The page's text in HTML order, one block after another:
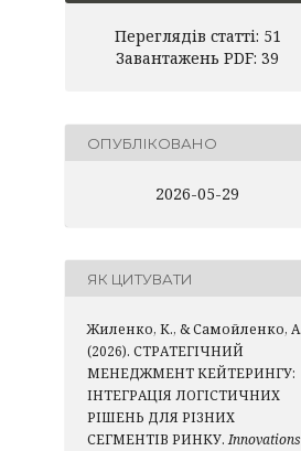
Переглядів статті: 51
Завантажень PDF: 39
ОПУБЛІКОВАНО
2026-05-29
ЯК ЦИТУВАТИ
Жиленко, К., & Самойленко,
(2026). СТРАТЕГІЧНИЙ
МЕНЕДЖМЕНТ КЕЙТЕРИНГУ:
ІНТЕГРАЦІЯ ЛОГІСТИЧНИХ
РІШЕНЬ ДЛЯ РІЗНИХ
СЕГМЕНТІВ РИНКУ.Innovations